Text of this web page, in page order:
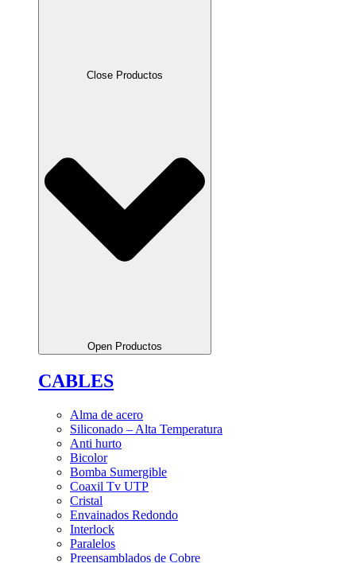
Close Productos
Open Productos
CABLES
Alma de acero
Siliconado – Alta Temperatura
Anti hurto
Bicolor
Bomba Sumergible
Coaxil Tv UTP
Cristal
Envainados Redondo
Interlock
Paralelos
Preensamblados de Cobre